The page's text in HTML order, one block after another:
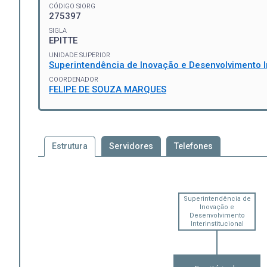
CÓDIGO SIORG
275397
SIGLA
EPITTE
UNIDADE SUPERIOR
Superintendência de Inovação e Desenvolvimento
COORDENADOR
FELIPE DE SOUZA MARQUES
Estrutura Servidores Telefones
Superintendência de
Inovação e
Desenvolvimento
Interinstitucional